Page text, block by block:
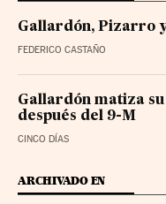
Gallardón, Pizarro
FEDERICO CASTAÑO
Gallardón matiza
después del 9-M
CINCO DÍAS
ARCHIVADO EN